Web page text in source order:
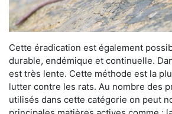
Cette éradication est également
durable, endémique et continuelle.
est très lente. Cette méthode est la
lutter contre les rats. Au nombre des
utilisés dans cette catégorie on peut